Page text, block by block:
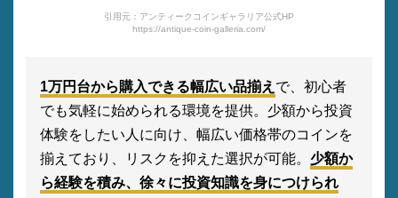
引用元：アンティークコインギャラリア公式HP
https://antique-coin-galleria.com/
1万円台から購入できる幅広い品揃え で、初心者
でも気軽に始められる環境を提供。少額から投資
体験をしたい人に向け、幅広い価格帯のコインを
揃えており、リスクを抑えた選択が可能。 少額か
ら経験を積み、徐々に投資知識を身につけられ